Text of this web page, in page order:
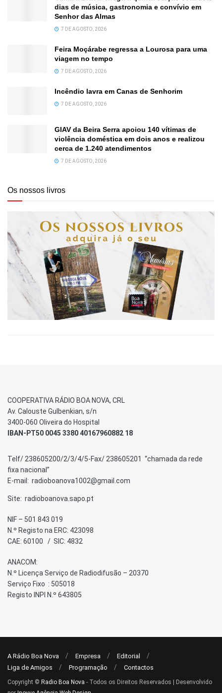
dias de música, gastronomia e convívio em
Senhor das Almas
7 DE AGOSTO, 2026
Feira Moçárabe regressa a Lourosa para uma
viagem no tempo
7 DE AGOSTO, 2026
Incêndio lavra em Canas de Senhorim
7 DE AGOSTO, 2026
GIAV da Beira Serra apoiou 140 vítimas de
violência doméstica em dois anos e realizou
cerca de 1.240 atendimentos
7 DE AGOSTO, 2026
Os nossos livros
COOPERATIVA RÁDIO BOA NOVA, CRL
Av. Calouste Gulbenkian, s/n
3400-060 Oliveira do Hospital
IBAN-PT50 0045 3380 40167960882 18
Telf/ 238605200/2/3/4/5-Fax/ 238605201 “chamada da rede
fixa nacional”
E-mail: radioboanova1002@gmail.com
Site: radioboanova.sapo.pt
NIF – 501 843 019
N.º Registo na ERC: 423098
CAE: 60100 / SIC: 4832
ANACOM:
N.º Licença Serviço de Radiodifusão – 20370
Serviço Fixo : 505018
Registo INPI N.º 643805
A Rádio Boa Nova Empresa
Editorial
Liga de Amigos
Programação Contactos
Copyright © Radio Boa Nova - Todos os Direitos Reservados | Desenvolvido